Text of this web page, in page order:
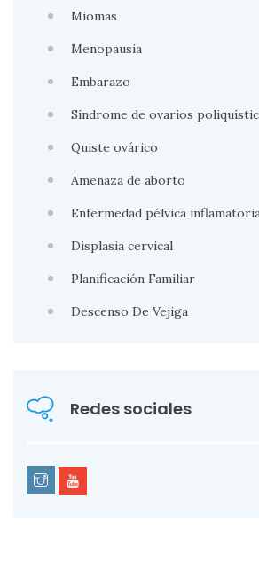
Miomas
Menopausia
Embarazo
Síndrome de ovarios
Quiste ovárico
Amenaza de aborto
Enfermedad pélvica
Displasia cervical
Planificación Familiar
Descenso De Vejiga
Redes sociales